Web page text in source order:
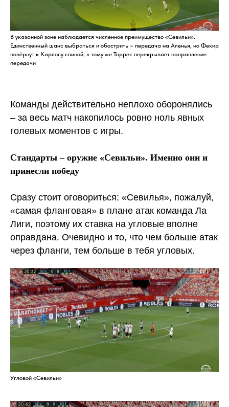
В указанной зоне наблюдается численное преимущество «Севильи».
Единственный шанс выбраться и обострить – передача на Аленья, но Фекир
повёрнут к Карлосу спиной, к тому же Торрес перекрывает направление
передачи
Команды действительно неплохо оборонялись
– за весь матч накопилось ровно ноль явных
голевых моментов с игры.
Стандарты – оружие «Севильи». Именно они и
принесли победу
Сразу стоит оговориться: «Севилья», пожалуй,
«самая фланговая» в плане атак команда Ла
Лиги, поэтому их ставка на угловые вполне
оправдана. Очевидно и то, что чем больше атак
через фланги, тем больше в тебя угловых.
Угловой «Севильи»